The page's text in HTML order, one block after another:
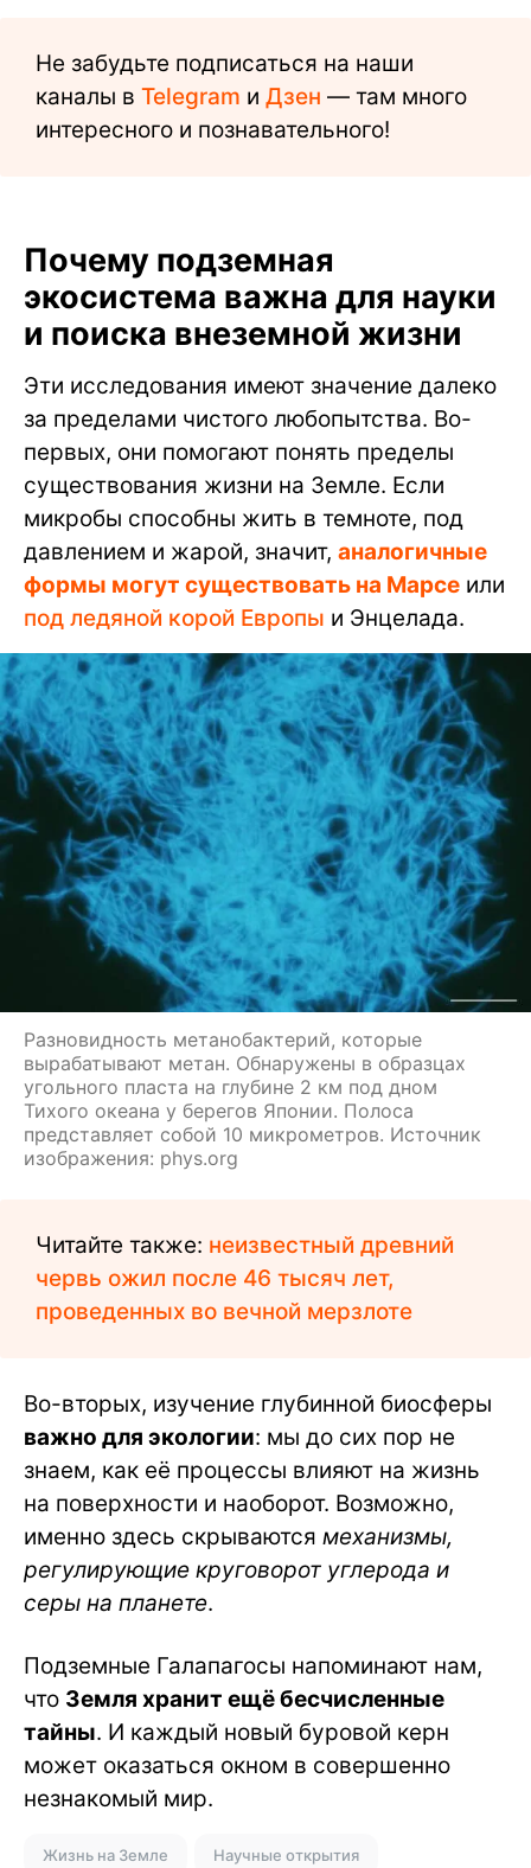
Не забудьте подписаться на наши
каналы в Telegram и Дзен — там много
интересного и познавательного!
Почему подземная
экосистема важна для науки
и поиска внеземной жизни
Эти исследования имеют значение далеко
за пределами чистого любопытства. Во-
первых, они помогают понять пределы
существования жизни на Земле. Если
микробы способны жить в темноте, под
давлением и жарой, значит, аналогичные
формы могут существовать на Марсе или
под ледяной корой Европы и Энцелада.
Разновидность метанобактерий, которые
вырабатывают метан. Обнаружены в образцах
угольного пласта на глубине 2 км под дном
Тихого океана у берегов Японии. Полоса
представляет собой 10 микрометров. Источник
изображения: phys.org
Читайте также: неизвестный древний
червь ожил после 46 тысяч лет,
проведенных во вечной мерзлоте
Во-вторых, изучение глубинной биосферы
важно для экологии: мы до сих пор не
знаем, как её процессы влияют на жизнь
на поверхности и наоборот. Возможно,
именно здесь скрываются механизмы,
регулирующие круговорот углерода и
серы на планете.
Подземные Галапагосы напоминают нам,
что Земля хранит ещё бесчисленные
тайны. И каждый новый буровой керн
может оказаться окном в совершенно
незнакомый мир.
Жизнь на Земле Научные открытия